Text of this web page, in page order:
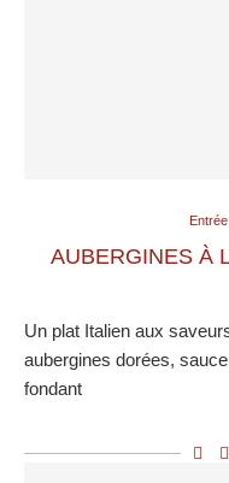
Entrée
AUBERGINES À
Un plat Italien aux
aubergines dorées,
fondant